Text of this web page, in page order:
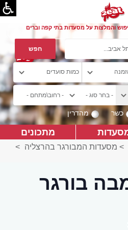
והמלצות על מסעדות בתי קפה וברים
כשר מהדרין
מתכונים
> מסעדות המבורגר בהרצליה >
בורגר